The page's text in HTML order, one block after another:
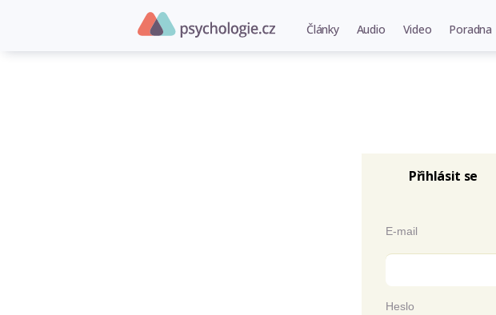
Články Audio Video Poradna
Přihlásit se
E-mail
Heslo